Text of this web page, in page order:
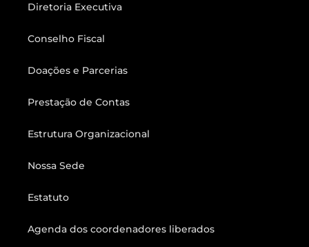
Diretoria Executiva
Conselho Fiscal
Doações e Parcerias
Prestação de Contas
Estrutura Organizacional
Nossa Sede
Estatuto
Agenda dos coordenadores liberados